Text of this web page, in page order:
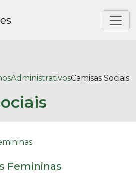
AdministrativosCamisas Sociais
Femininas